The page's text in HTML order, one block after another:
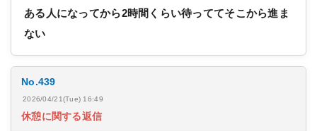
ある人になってから2時間くらい待っててそこから進ま
ない
No.439
2026/04/21(Tue) 16:49
休憩に関する返信